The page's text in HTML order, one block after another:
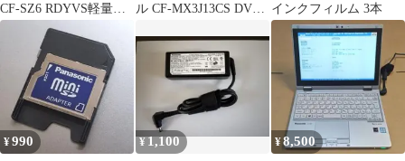
CF-SZ6 RDYVS軽量
【初期化済】
ル CF-MX3J13CS DVD
インクフィルム 3本
¥990 ¥1,100 ¥8,500